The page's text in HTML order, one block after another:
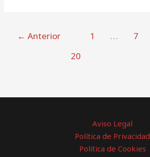
← Anterior 1 … 7
20
Aviso Legal
Política de Privacidad
Política de Cookies